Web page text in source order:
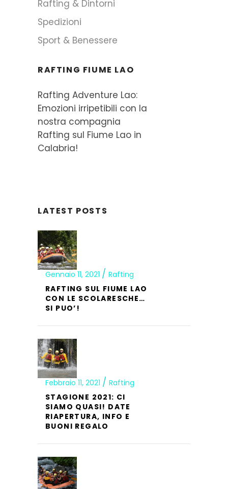
Rafting & Dintorni
Spedizioni
Sport & Benessere
RAFTING FIUME LAO
Rafting Adventure Lao:
Emozioni irripetibili con la
nostra compagnia
Rafting sul Fiume Lao in
Calabria!
LATEST POSTS
Gennaio 11, 2021
Rafting
RAFTING SUL FIUME LAO
CON LE SCOLARESCHE…
SI PUO’!
Febbraio 11, 2021
Rafting
STAGIONE 2021: CI
SIAMO QUASI! DATE
RIAPERTURA, INFO E
BUONI REGALO